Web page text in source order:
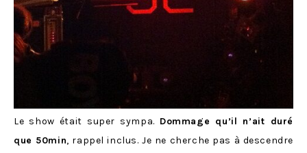
Le show était super sympa. Dommage qu’il n’ait duré
que 50min, rappel inclus. Je ne cherche pas à descendre